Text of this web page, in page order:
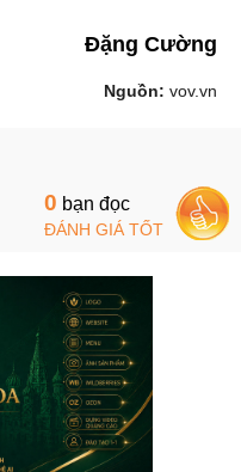
Đặng Cường
Nguồn: vov.vn
0 bạn đọc
ĐÁNH GIÁ TỐT